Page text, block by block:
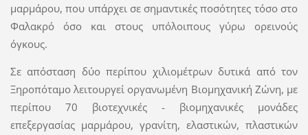
μαρμάρου, που υπάρχει σε σημαντικές ποσότητες τόσο στο
Φαλακρό όσο και στους υπόλοιπους γύρω ορεινούς
όγκους.
Σε απόσταση δύο περίπου χιλιομέτρων δυτικά από τον
Ξηροπόταμο λειτουργεί οργανωμένη Βιομηχανική Ζώνη, με
περίπου 70 βιοτεχνικές - βιομηχανικές μονάδες
επεξεργασίας μαρμάρου, γρανίτη, ελαστικών, πλαστικών